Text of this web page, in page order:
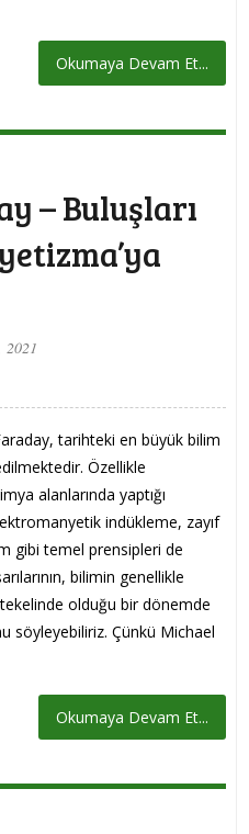
Okumaya Devam Et...
– Buluşları
2021
tarihteki en büyük bilim
Özellikle
alanlarında yaptığı
indükleme, zayıf
gibi temel prensipleri de
bilimin genellikle
olduğu bir dönemde
söyleyebiliriz. Çünkü Michael
Okumaya Devam Et...